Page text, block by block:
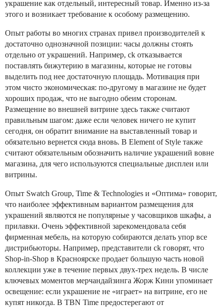
украшение как отдельный, интересный товар. Именно из-за
этого и возникает требование к особому размещению.
Опыт работы во многих странах привел производителей к
достаточно однозначной позиции: часы должны стоять
отдельно от украшений. Например, ck отказывается
поставлять бижутерию в магазины, которые не готовы
выделить под нее достаточную площадь. Мотивация при
этом чисто экономическая: по-другому в магазине не будет
хороших продаж, что не выгодно обеим сторонам.
Размещение во внешней витрине здесь также считают
правильным шагом: даже если человек ничего не купит
сегодня, он обратит внимание на выставленный товар и
обязательно вернется сюда вновь. В Element of Style также
считают обязательным обозначить наличие украшений вовне
магазина, для чего используются специальные дисплеи или
витрины.
Опыт Swatch Group, Time & Technologies и «Оптима» говорит,
что наиболее эффективным вариантом размещения для
украшений являются не популярные у часовщиков шкафы, а
прилавки. Очень эффективной зарекомендовала себя
фирменная мебель, на которую собираются делать упор все
дистрибьюторы. Например, представители ck говорят, что
Shop-in-Shop в Красноярске продает большую часть новой
коллекции уже в течение первых двух-трех недель. В числе
ключевых моментов мерчандайзинга Жорж Кини упоминает
освещение: если украшение не «играет» на витрине, его не
купят никогда. В TBN Time предостерегают от